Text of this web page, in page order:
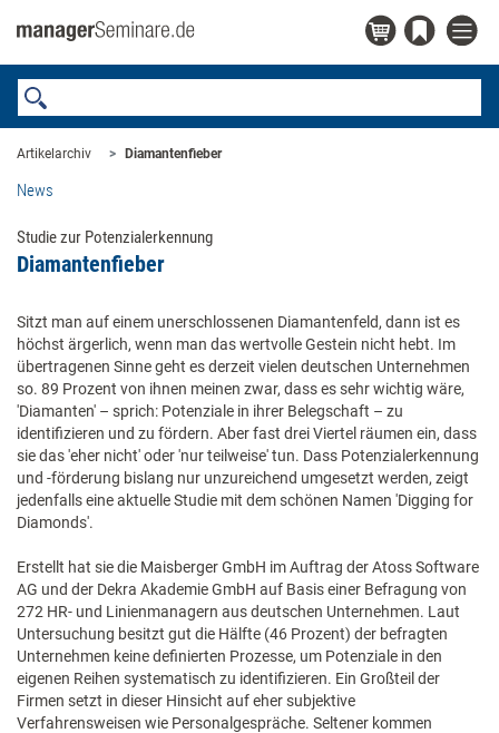
Artikelarchiv Diamantenfieber
News
Studie zur Potenzialerkennung
Diamantenfieber
Sitzt man auf einem unerschlossenen Diamantenfeld, dann ist es
höchst ärgerlich, wenn man das wertvolle Gestein nicht hebt. Im
übertragenen Sinne geht es derzeit vielen deutschen Unternehmen
so. 89 Prozent von ihnen meinen zwar, dass es sehr wichtig wäre,
'Diamanten' – sprich: Potenziale in ihrer Belegschaft – zu
identifizieren und zu fördern. Aber fast drei Viertel räumen ein, dass
sie das 'eher nicht' oder 'nur teilweise' tun. Dass Potenzialerkennung
und -förderung bislang nur unzureichend umgesetzt werden, zeigt
jedenfalls eine aktuelle Studie mit dem schönen Namen 'Digging for
Diamonds'.
Erstellt hat sie die Maisberger GmbH im Auftrag der Atoss Software
AG und der Dekra Akademie GmbH auf Basis einer Befragung von
272 HR- und Linienmanagern aus deutschen Unternehmen. Laut
Untersuchung besitzt gut die Hälfte (46 Prozent) der befragten
Unternehmen keine definierten Prozesse, um Potenziale in den
eigenen Reihen systematisch zu identifizieren. Ein Großteil der
Firmen setzt in dieser Hinsicht auf eher subjektive
Verfahrensweisen wie Personalgespräche. Seltener kommen